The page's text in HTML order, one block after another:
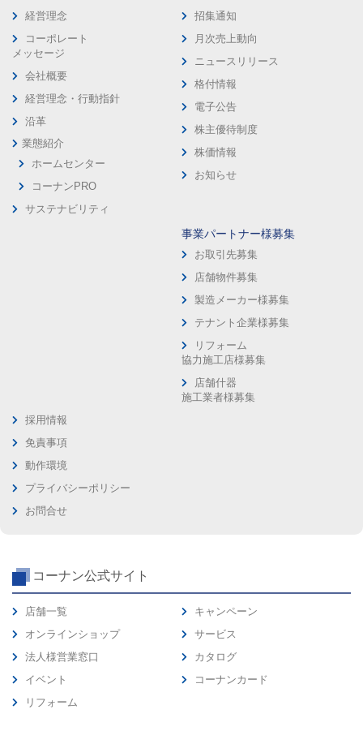
経営理念
コーポレート
メッセージ
会社概要
経営理念・行動指針
沿革
業態紹介
ホームセンター
コーナンPRO
サステナビリティ
招集通知
月次売上動向
ニュースリリース
格付情報
電子公告
株主優待制度
株価情報
お知らせ
事業パートナー様募集
お取引先募集
店舗物件募集
製造メーカー様募集
テナント企業様募集
リフォーム
協力施工店様募集
店舗什器
施工業者様募集
採用情報
免責事項
動作環境
プライバシーポリシー
お問合せ
コーナン公式サイト
店舗一覧
オンラインショップ
法人様営業窓口
イベント
リフォーム
キャンペーン
サービス
カタログ
コーナンカード